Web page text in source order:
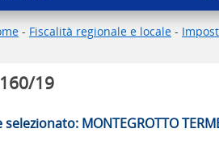
- Fiscalità regionale e locale -
19
MONTEGROTTO